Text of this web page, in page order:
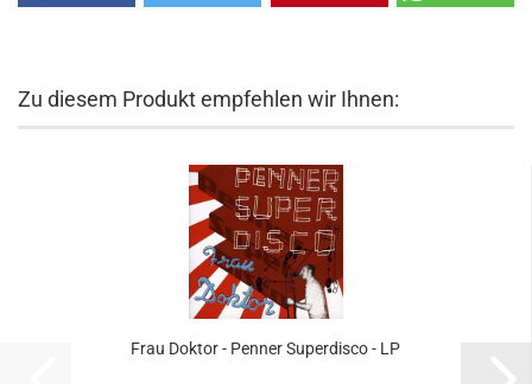
Zu diesem Produkt empfehlen wir Ihnen:
Frau Doktor - Penner Superdisco - LP